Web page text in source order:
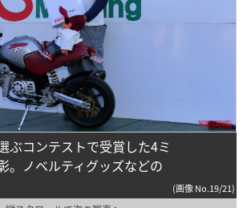
ぶコンテストで受賞した4ミ
。ノベルティグッズなどの
(画像 No.19/21)